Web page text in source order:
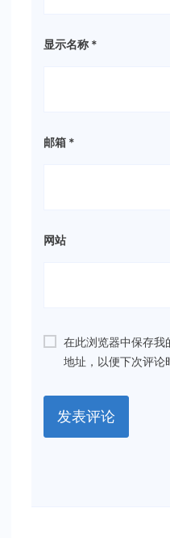
显示名称 *
邮箱 *
网站
在此浏览器中保存我
地址，以便下次评论